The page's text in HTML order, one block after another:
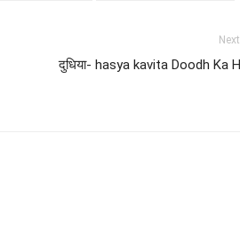
दुधिया- hasya kavita Doodh Ka